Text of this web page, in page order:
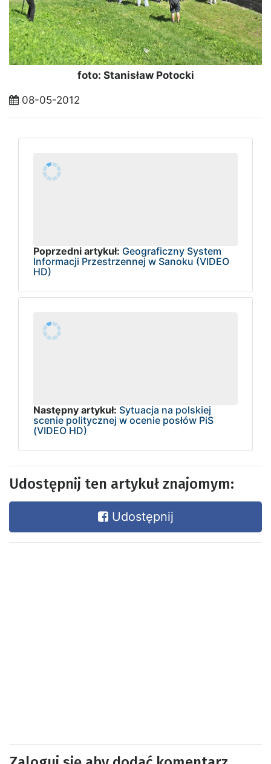
foto: Stanisław Potocki
08-05-2012
Poprzedni artykuł: Geograficzny System
Informacji Przestrzennej w Sanoku (VIDEO
HD)
Następny artykuł: Sytuacja na polskiej
scenie politycznej w ocenie posłów PiS
(VIDEO HD)
Udostępnij ten artykuł znajomym:
Udostępnij